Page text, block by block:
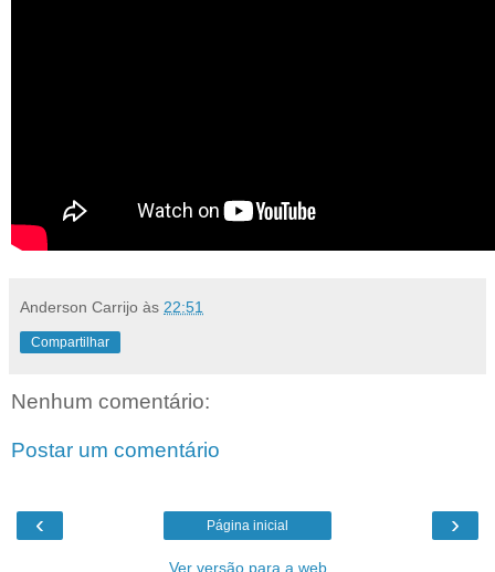
Anderson Carrijo às 22:51
Compartilhar
Nenhum comentário:
Postar um comentário
‹ ›
Página inicial
Ver versão para a web